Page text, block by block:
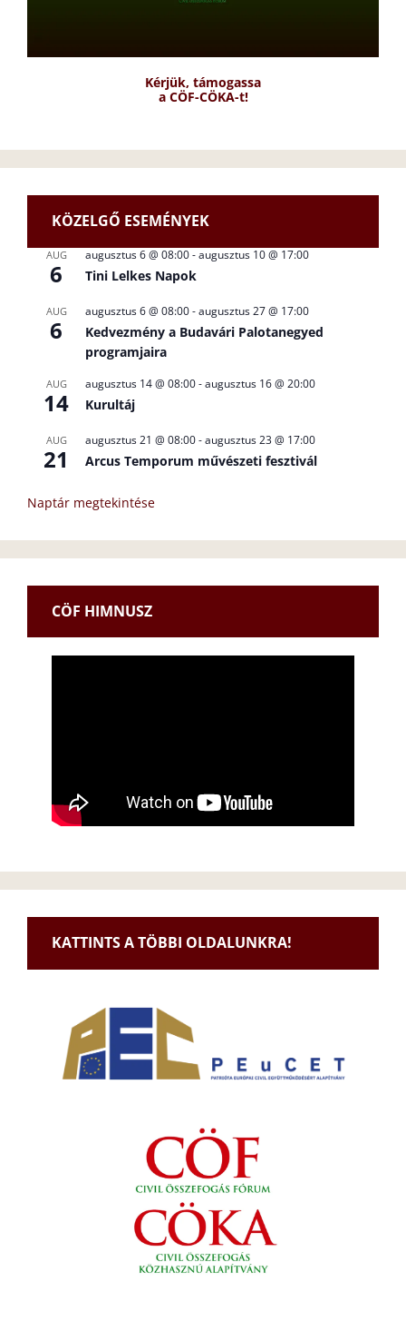
Kérjük, támogassa
a CÖF-CÖKA-t!
KÖZELGŐ ESEMÉNYEK
AUG
6
augusztus 6 @ 08:00-augusztus 10 @ 17:00
Tini Lelkes Napok
AUG
6
augusztus 6 @ 08:00-augusztus 27 @ 17:00
Kedvezmény a Budavári Palotanegyed
programjaira
AUG
14
augusztus 14 @ 08:00-augusztus 16 @ 20:00
Kurultáj
AUG
21
augusztus 21 @ 08:00-augusztus 23 @ 17:00
Arcus Temporum művészeti fesztivál
Naptár megtekintése
CÖF HIMNUSZ
KATTINTS A TÖBBI OLDALUNKRA!